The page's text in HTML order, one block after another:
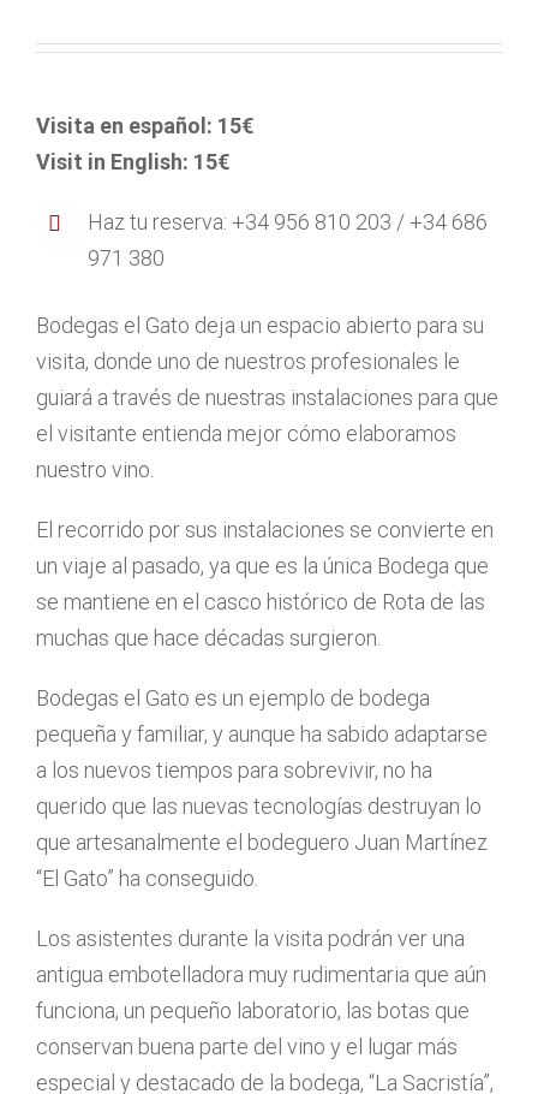
Visita en español: 15€
Visit in English: 15€
Haz tu reserva: +34 956 810 203 / +34 686
971 380
Bodegas el Gato deja un espacio abierto para su
visita, donde uno de nuestros profesionales le
guiará a través de nuestras instalaciones para que
el visitante entienda mejor cómo elaboramos
nuestro vino.
El recorrido por sus instalaciones se convierte en
un viaje al pasado, ya que es la única Bodega que
se mantiene en el casco histórico de Rota de las
muchas que hace décadas surgieron.
Bodegas el Gato es un ejemplo de bodega
pequeña y familiar, y aunque ha sabido adaptarse
a los nuevos tiempos para sobrevivir, no ha
querido que las nuevas tecnologías destruyan lo
que artesanalmente el bodeguero Juan Martínez
“El Gato” ha conseguido.
Los asistentes durante la visita podrán ver una
antigua embotelladora muy rudimentaria que aún
funciona, un pequeño laboratorio, las botas que
conservan buena parte del vino y el lugar más
especial y destacado de la bodega, “La Sacristía”,